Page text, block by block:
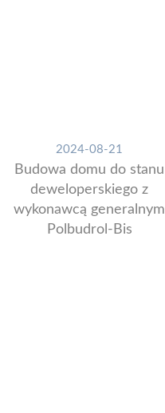
2024-08-21
Budowa domu do stanu
deweloperskiego z
wykonawcą generalnym
Polbudrol-Bis